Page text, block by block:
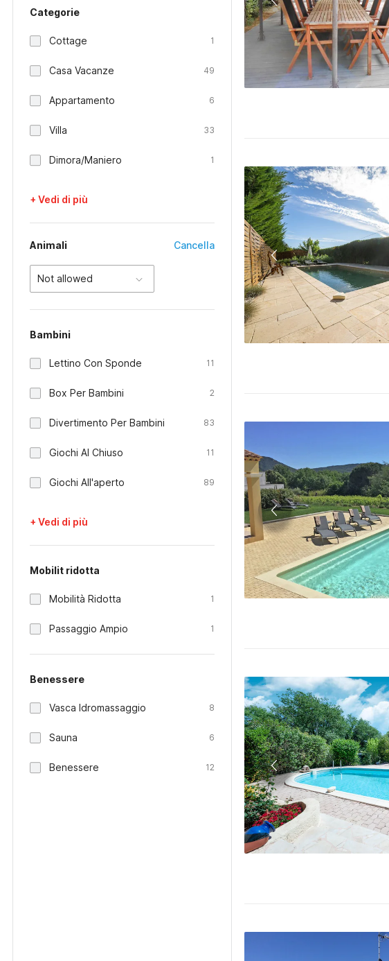
Categorie
Cottage 1
Casa Vacanze 49
Appartamento 6
Villa 33
Dimora/Maniero 1
+ Vedi di più
Animali Cancella
Not allowed
Bambini
Lettino Con Sponde 11
Box Per Bambini 2
Divertimento Per Bambini 83
Giochi Al Chiuso 11
Giochi All'aperto 89
+ Vedi di più
Mobilit ridotta
Mobilità Ridotta 1
Passaggio Ampio 1
Benessere
Vasca Idromassaggio 8
Sauna 6
Benessere 12